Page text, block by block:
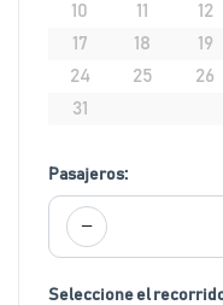
10
11 12
17
18 19
24
25 26
31
Pasajeros:
−
Seleccione el